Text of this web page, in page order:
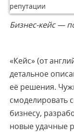
Бизнес-кейс —
«Кейс» (от
детальное
её решения.
смоделировать
бизнесу,
новые удачные